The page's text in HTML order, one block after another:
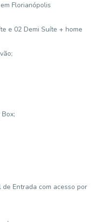
Florianópolis
e 02 Demi Suíte + home
Entrada com acesso por